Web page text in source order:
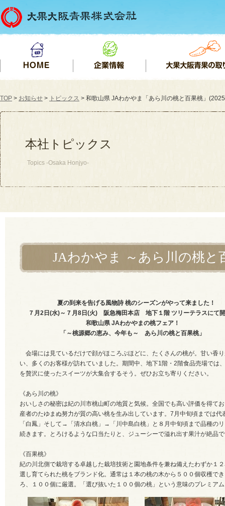
TOP > お知らせ > トピックス > 和歌山県 JAわかやま「あら川の桃と百果桃」
本社トピックス
Topics -Osaka Honjyo-
JAわかやま ～あら川の桃と
夏の到来を告げる風物詩 桃のシーズンがやって来ました！
７月2日(水)～７月8日(火)
阪急梅田本店 地下１階 ツリーテラスにて
和歌山県 JAわかやまの桃フェア！
「～桃源郷の恵み、今年も～ あら川の桃と百果桃」
会場には見ているだけで顔がほころぶほどに、たくさんの桃が。甘い香
い、多くのお客様が訪れていました。期間中、地下1階・2階食品売場では
を贅沢に使ったスイーツが大集合するそう。 ぜひお立ち寄りください。
《あら川の桃》
おいしさの秘密は紀の川市桃山町の地質と気候。全国でも高い評価を得て
産者のたゆまぬ努力が質の高い桃を生み出しています。7月中旬頃までは代
「白鳳」そして→「清水白桃」→「川中島白桃」と８月中旬頃まで品種の
続きます。とろけるような口当たりと、ジューシーで溢れ出す果汁が絶品
《百果桃》
紀の川北側で栽培する卓越した栽培技術と園地条件を兼ね備えたわずか１
選し育てられた桃をブランド化。通常は１本の桃の木から５００個収穫で
ろ、１００個に厳選。「選び抜いた１００個の桃」という意味のプレミア